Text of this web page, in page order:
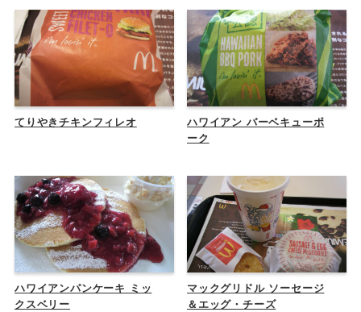
てりやきチキンフィレオ
ハワイアン バーベキューポ
ーク
ハワイアンパンケーキ ミッ
クスベリー
マックグリドル ソーセージ
＆エッグ・チーズ